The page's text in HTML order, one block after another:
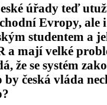
úřady teď
Evropy, ale
studentem a
a mají velké
že se systém
by česká vláda